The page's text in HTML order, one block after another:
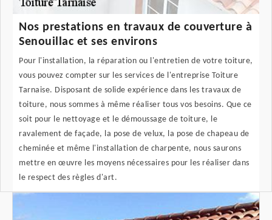
Nos prestations en travaux de couverture à
Senouillac et ses environs
Pour l'installation, la réparation ou l'entretien de votre toiture,
vous pouvez compter sur les services de l'entreprise Toiture
Tarnaise. Disposant de solide expérience dans les travaux de
toiture, nous sommes à même réaliser tous vos besoins. Que ce
soit pour le nettoyage et le démoussage de toiture, le
ravalement de façade, la pose de velux, la pose de chapeau de
cheminée et même l'installation de charpente, nous saurons
mettre en œuvre les moyens nécessaires pour les réaliser dans
le respect des règles d'art.